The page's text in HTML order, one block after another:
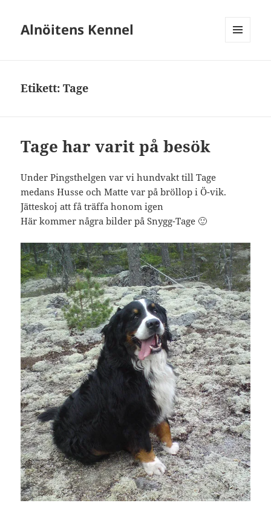
Alnöitens Kennel
Etikett:Tage
Tage har varit på besök
Under Pingsthelgen var vi hundvakt till Tage
medans Husse och Matte var på bröllop i Ö-vik.
Jätteskoj att få träffa honom igen
Här kommer några bilder på Snygg-Tage 🙂